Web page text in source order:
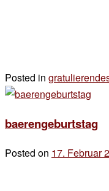
Posted in
baerengeburtstag
Posted on 17. Februar